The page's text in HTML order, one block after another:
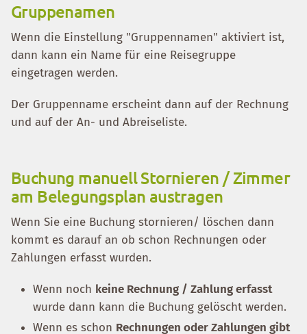
Gruppenamen
Wenn die Einstellung "Gruppennamen" aktiviert ist,
dann kann ein Name für eine Reisegruppe
eingetragen werden.
Der Gruppenname erscheint dann auf der Rechnung
und auf der An- und Abreiseliste.
Buchung manuell Stornieren / Zimmer
am Belegungsplan austragen
Wenn Sie eine Buchung stornieren/ löschen dann
kommt es darauf an ob schon Rechnungen oder
Zahlungen erfasst wurden.
Wenn noch keine Rechnung / Zahlung erfasst
wurde dann kann die Buchung gelöscht werden.
Wenn es schon Rechnungen oder Zahlungen gibt